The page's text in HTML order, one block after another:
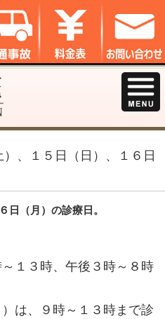
日（土）、１５
日）、１６日（月）の